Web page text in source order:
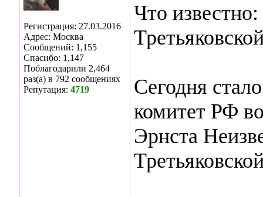
Регистрация: 27.03.2016
Адрес: Москва
Сообщений: 1,155
Спасибо: 1,147
Поблагодарили 2,464
раз(а) в 792 сообщениях
Репутация: 4719
Что
Сегодня
комитет РФ
Эрнста